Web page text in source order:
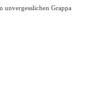
unvergesslichen Grappa